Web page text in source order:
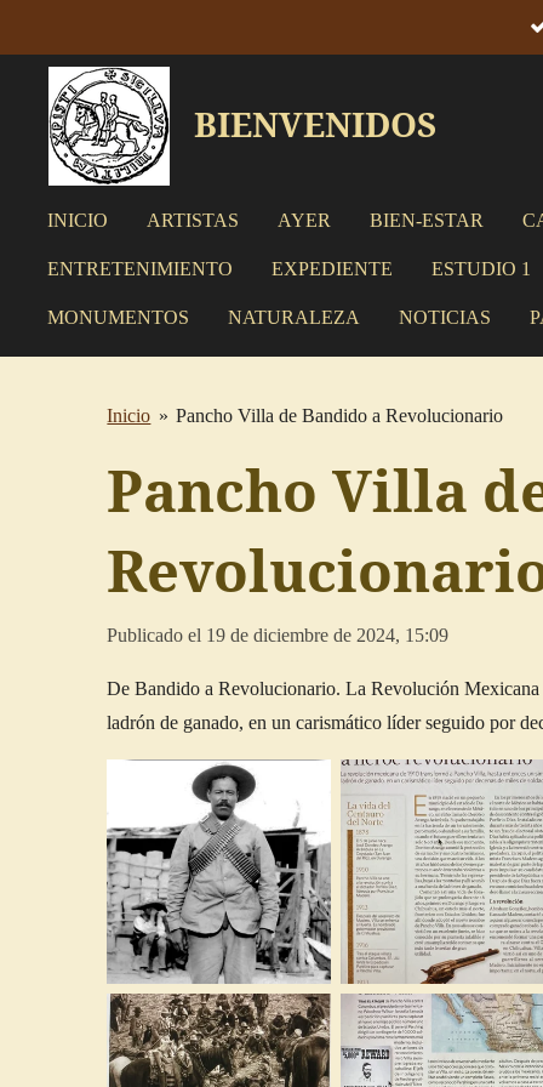
al
contenido
principal
BIENVENIDOS
INICIO ARTISTAS AYER BIEN-ESTAR
ENTRETENIMIENTO EXPEDIENTE ESTUDIO 1
MONUMENTOS NATURALEZA NOTICIAS
Inicio » Pancho Villa de Bandido a Revolucionario
Pancho Villa
Publicado el 19 de diciembre de 2024, 15:09
De Bandido a Revolucionario. La Revolución
ladrón de ganado, en un carismático líder seguido por